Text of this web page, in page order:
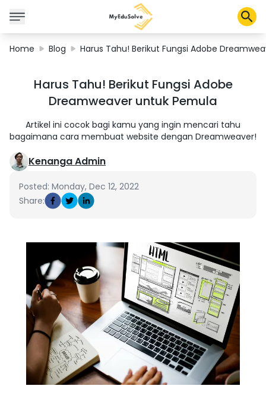
Corporate Solutions
Certifications
About Us
Home Blog Harus Tahu! Berikut Fungsi Adobe
Harus Tahu! Berikut Fungsi Adobe
Dreamweaver untuk Pemula
Artikel ini cocok bagi kamu yang ingin mencari tahu
bagaimana cara membuat website dengan Dreamweaver!
Kenanga Admin
Posted: Monday, Dec 12, 2022
Share: